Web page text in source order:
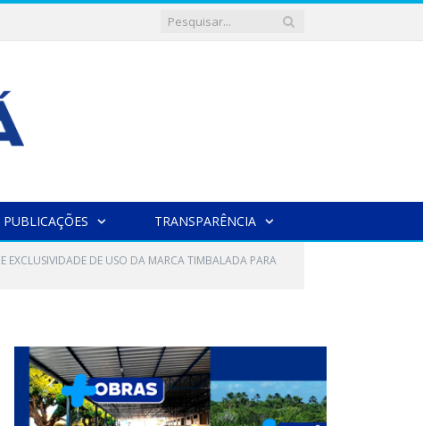
PUBLICAÇÕES TRANSPARÊNCIA
EXCLUSIVIDADE DE USO DA MARCA TIMBALADA PARA